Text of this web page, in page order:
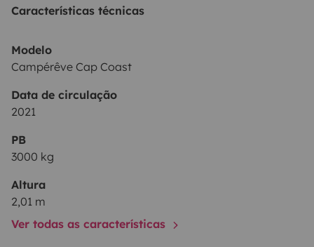
Características técnicas
Modelo
Campérêve Cap Coast
Data de circulação
2021
PB
3000 kg
Altura
2,01 m
Ver todas as características